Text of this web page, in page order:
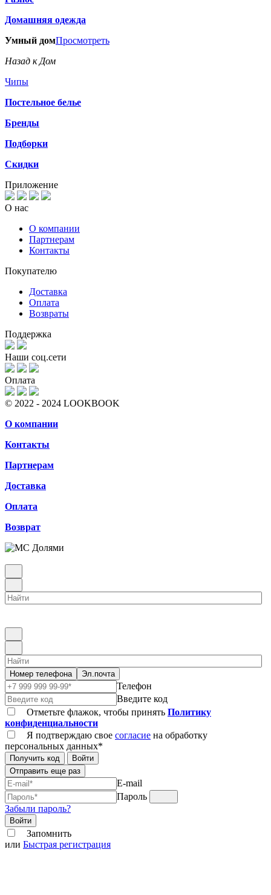
Домашняя одежда
Умный домПросмотреть
Назад к Дом
Чипы
Постельное белье
Бренды
Подборки
Скидки
Приложение
О нас
О компании
Партнерам
Контакты
Покупателю
Доставка
Оплата
Возвраты
Поддержка
Наши соц.сети
Оплата
© 2022 - 2024 LOOKBOOK
О компании
Контакты
Партнерам
Доставка
Оплата
Возврат
Номер телефона Эл.почта
Телефон
Введите код
Отметьте флажок, чтобы принять Политику
конфиденциальности
Я подтверждаю свое согласие на обработку
персональных данных*
Получить код
Войти
Отправить еще раз
E-mail
Пароль
Забыли пароль?
Войти
Запомнить
или Быстрая регистрация